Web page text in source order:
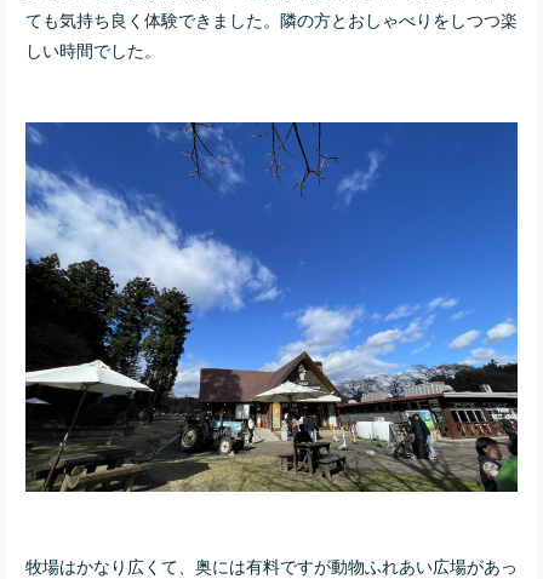
ても気持ち良く体験できました。隣の方とおしゃべりをしつつ楽
しい時間でした。
牧場はかなり広くて、奥には有料ですが動物ふれあい広場があっ